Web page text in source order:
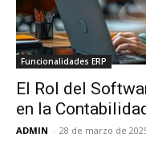
Funcionalidades ERP
El Rol del
en la
ADMIN - 28 de marzo de